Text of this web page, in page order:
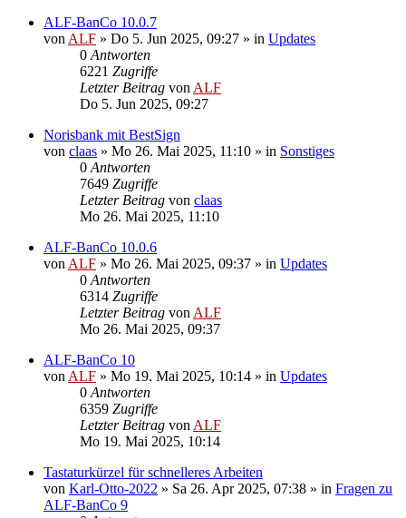
ALF-BanCo 10.0.7
von ALF » Do 5. Jun 2025, 09:27 » in Updates
0 Antworten
6221 Zugriffe
Letzter Beitrag von ALF
Do 5. Jun 2025, 09:27
Norisbank mit BestSign
von claas » Mo 26. Mai 2025, 11:10 » in Sonstiges
0 Antworten
7649 Zugriffe
Letzter Beitrag von claas
Mo 26. Mai 2025, 11:10
ALF-BanCo 10.0.6
von ALF » Mo 26. Mai 2025, 09:37 » in Updates
0 Antworten
6314 Zugriffe
Letzter Beitrag von ALF
Mo 26. Mai 2025, 09:37
ALF-BanCo 10
von ALF » Mo 19. Mai 2025, 10:14 » in Updates
0 Antworten
6359 Zugriffe
Letzter Beitrag von ALF
Mo 19. Mai 2025, 10:14
Tastaturkürzel für schnelleres Arbeiten
von Karl-Otto-2022 » Sa 26. Apr 2025, 07:38 » in Fragen zu
ALF-BanCo 9